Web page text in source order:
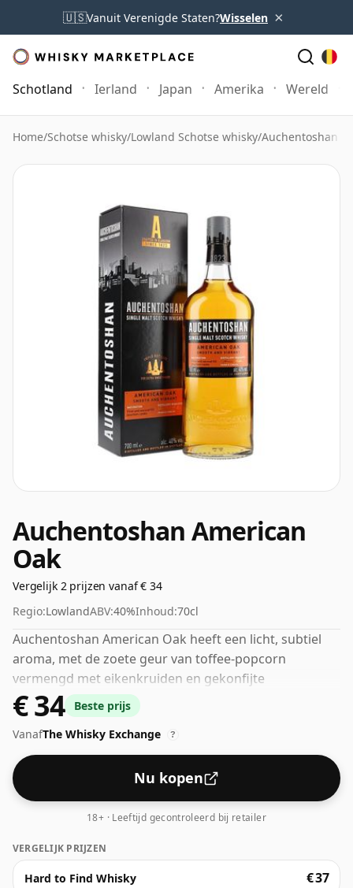
🇺🇸Vanuit Verenigde Staten?Wisselen ×
Schotland Ierland Japan Amerika Wereld
Home/Schotse whisky/Lowland Schotse whisky/Auchentoshan
Auchentoshan American
Oak
Vergelijk 2 prijzen vanaf € 34
Regio:LowlandABV:40%Inhoud:70cl
Auchentoshan American Oak heeft een licht, subtiel
aroma, met de zoete geur van toffee-popcorn
vermengd met eikenkruiden en gekonfijte
sinaasappelschil. In de mond levert het een zachte,
zijdezachte ervaring op, gedomineerd door smaken
van kokosnoot, toffee en zoete specerijen. Een heerlijk
delicate en gemakkelijk drinkbare whisky.
€ 34
Beste prijs
VanafThe Whisky Exchange ?
Nu kopen
18+ · Leeftijd gecontroleerd bij retailer
VERGELIJK PRIJZEN
Hard to Find Whisky € 37